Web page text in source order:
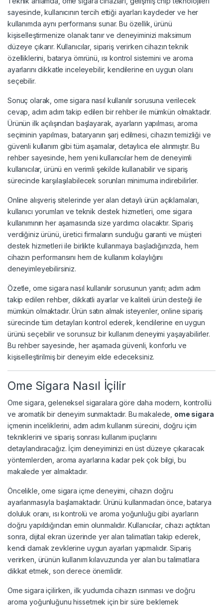
sayesinde, kullanıcının tercih ettiği ayarları kaydeder ve her
kullanımda aynı performansı sunar. Bu özellik, ürünü
kişiselleştirmenize olanak tanır ve deneyiminizi maksimum
düzeye çıkarır. Kullanıcılar, sipariş verirken cihazın teknik
özelliklerini, batarya ömrünü, ısı kontrol sistemini ve aroma
ayarlarını dikkatle inceleyebilir, kendilerine en uygun olanı
seçebilir.
Sonuç olarak, ome sigara nasıl kullanılır sorusuna verilecek
cevap, adım adım takip edilen bir rehber ile mümkün olmaktadır.
Ürünün ilk açılışından başlayarak, ayarların yapılması, aroma
seçiminin yapılması, bataryanın şarj edilmesi, cihazın temizliği ve
güvenli kullanım gibi tüm aşamalar, detaylıca ele alınmıştır. Bu
rehber sayesinde, hem yeni kullanıcılar hem de deneyimli
kullanıcılar, ürünü en verimli şekilde kullanabilir ve sipariş
sürecinde karşılaşılabilecek sorunları minimuma indirebilirler.
Online alışveriş sitelerinde yer alan detaylı ürün açıklamaları,
kullanıcı yorumları ve teknik destek hizmetleri, ome sigara
kullanımının her aşamasında size yardımcı olacaktır. Sipariş
verdiğiniz ürünü, üretici firmaların sunduğu garanti ve müşteri
destek hizmetleri ile birlikte kullanmaya başladığınızda, hem
cihazın performansını hem de kullanım kolaylığını
deneyimleyebilirsiniz.
Özetle, ome sigara nasıl kullanılır sorusunun yanıtı; adım adım
takip edilen rehber, dikkatli ayarlar ve kaliteli ürün desteği ile
mümkün olmaktadır. Ürün satın almak isteyenler, online sipariş
sürecinde tüm detayları kontrol ederek, kendilerine en uygun
ürünü seçebilir ve sorunsuz bir kullanım deneyimi yaşayabilirler.
Bu rehber sayesinde, her aşamada güvenli, konforlu ve
kişiselleştirilmiş bir deneyim elde edeceksiniz.
Ome Sigara Nasıl İçilir
Ome sigara, geleneksel sigaralara göre daha modern, kontrollü
ve aromatik bir deneyim sunmaktadır. Bu makalede, ome sigara
içmenin inceliklerini, adım adım kullanım sürecini, doğru içim
tekniklerini ve sipariş sonrası kullanım ipuçlarını
detaylandıracağız. İçim deneyiminizi en üst düzeye çıkaracak
yöntemlerden, aroma ayarlarına kadar pek çok bilgi, bu
makalede yer almaktadır.
Öncelikle, ome sigara içme deneyimi, cihazın doğru
ayarlanmasıyla başlamaktadır. Ürünü kullanmadan önce, batarya
doluluk oranı, ısı kontrolü ve aroma yoğunluğu gibi ayarların
doğru yapıldığından emin olunmalıdır. Kullanıcılar, cihazı açtıktan
sonra, dijital ekran üzerinde yer alan talimatları takip ederek,
kendi damak zevklerine uygun ayarları yapmalıdır. Sipariş
verirken, ürünün kullanım kılavuzunda yer alan bu talimatlara
dikkat etmek, son derece önemlidir.
Ome sigara içilirken, ilk yudumda cihazın ısınması ve doğru
aroma yoğunluğunu hissetmek için bir süre beklemek